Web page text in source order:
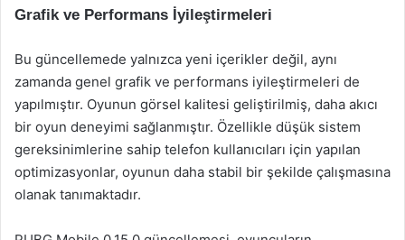
Grafik ve Performans İyileştirmeleri
Bu güncellemede yalnızca yeni içerikler değil, aynı
zamanda genel grafik ve performans iyileştirmeleri de
yapılmıştır. Oyunun görsel kalitesi geliştirilmiş, daha akıcı
bir oyun deneyimi sağlanmıştır. Özellikle düşük sistem
gereksinimlerine sahip telefon kullanıcıları için yapılan
optimizasyonlar, oyunun daha stabil bir şekilde çalışmasına
olanak tanımaktadır.